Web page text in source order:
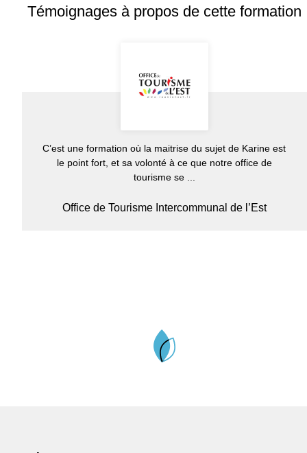
Témoignages à propos de cette formation
C’est une formation où la maitrise du sujet de Karine est
le point fort, et sa volonté à ce que notre office de
tourisme se ...
Office de Tourisme Intercommunal de l’Est